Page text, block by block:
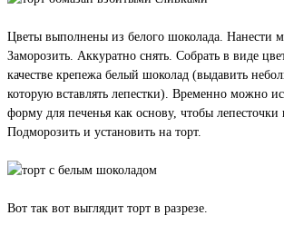
Цветы выполнены из белого шоколада. Нанести
Заморозить. Аккуратно снять. Собрать в виде
качестве крепежа белый шоколад (выдавить
которую вставлять лепестки). Временно можно
форму для печенья как основу, чтобы лепесточки
Подморозить и установить на торт.
Вот так вот выглядит торт в разрезе.